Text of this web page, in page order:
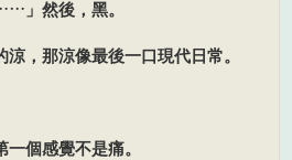
然後，黑。
，那涼像最後一口現代日常。
個感覺不是痛。